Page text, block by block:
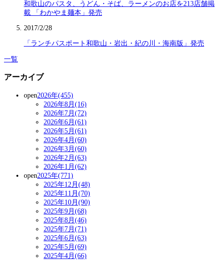
和歌山のパスタ、うどん・そば、ラーメンのお店を213店舗掲
載 「わかやま麺本」発売
2017/2/28
「ランチパスポート和歌山・岩出・紀の川・海南版」発売
一覧
アーカイブ
open2026年(455)
2026年8月(16)
2026年7月(72)
2026年6月(61)
2026年5月(61)
2026年4月(60)
2026年3月(60)
2026年2月(63)
2026年1月(62)
open2025年(771)
2025年12月(48)
2025年11月(70)
2025年10月(90)
2025年9月(68)
2025年8月(46)
2025年7月(71)
2025年6月(63)
2025年5月(69)
2025年4月(66)